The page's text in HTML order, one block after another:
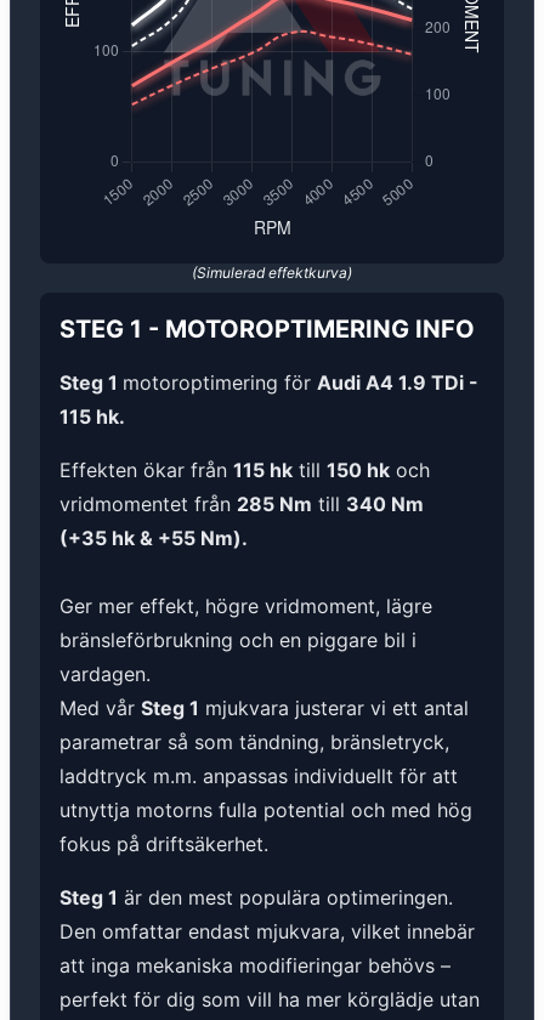
(Simulerad effektkurva)
STEG 1 - MOTOROPTIMERING INFO
Steg 1 motoroptimering för Audi A4 1.9 TDi -
115 hk.
Effekten ökar från 115 hk till 150 hk och
vridmomentet från 285 Nm till 340 Nm
(+35 hk & +55 Nm).
Ger mer effekt, högre vridmoment, lägre
bränsleförbrukning och en piggare bil i
vardagen.
Med vår Steg 1 mjukvara justerar vi ett antal
parametrar så som tändning, bränsletryck,
laddtryck m.m. anpassas individuellt för att
utnyttja motorns fulla potential och med hög
fokus på driftsäkerhet.
Steg 1 är den mest populära optimeringen.
Den omfattar endast mjukvara, vilket innebär
att inga mekaniska modifieringar behövs –
perfekt för dig som vill ha mer körglädje utan